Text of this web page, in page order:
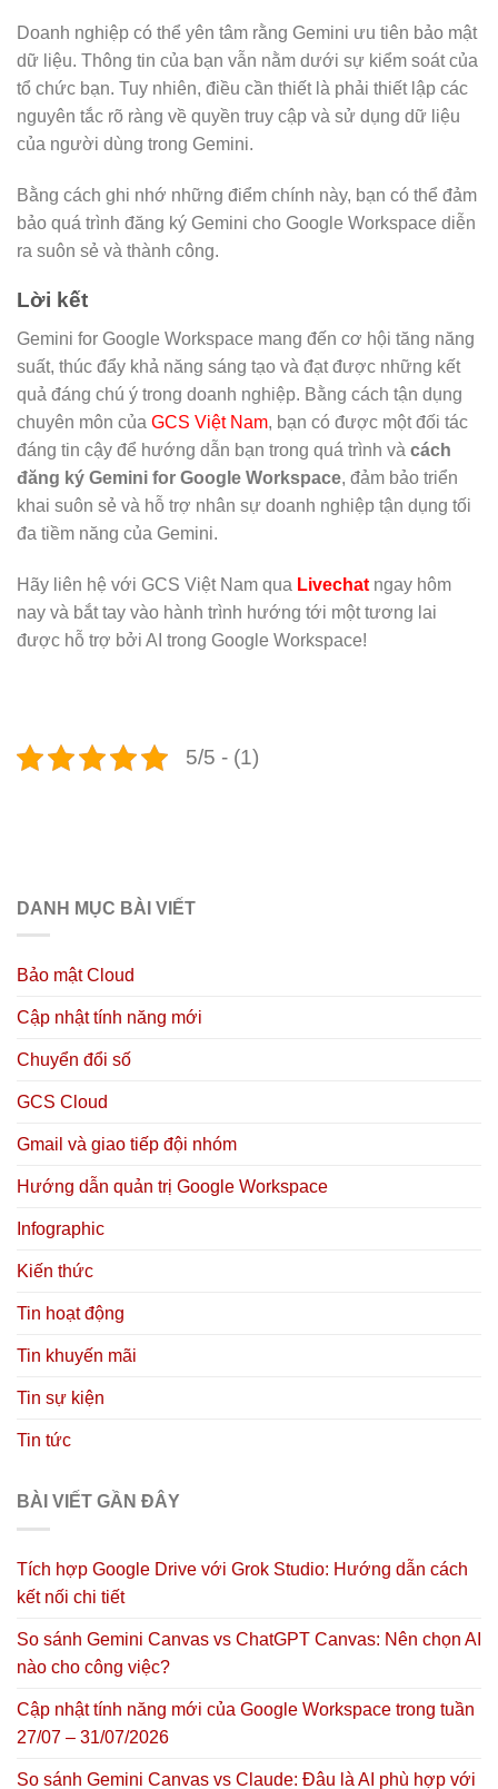
Doanh nghiệp có thể yên tâm rằng Gemini ưu tiên bảo mật
dữ liệu. Thông tin của bạn vẫn nằm dưới sự kiểm soát của
tổ chức bạn. Tuy nhiên, điều cần thiết là phải thiết lập các
nguyên tắc rõ ràng về quyền truy cập và sử dụng dữ liệu
của người dùng trong Gemini.
Bằng cách ghi nhớ những điểm chính này, bạn có thể đảm
bảo quá trình đăng ký Gemini cho Google Workspace diễn
ra suôn sẻ và thành công.
Lời kết
Gemini for Google Workspace mang đến cơ hội tăng năng
suất, thúc đẩy khả năng sáng tạo và đạt được những kết
quả đáng chú ý trong doanh nghiệp. Bằng cách tận dụng
chuyên môn của GCS Việt Nam, bạn có được một đối tác
đáng tin cậy để hướng dẫn bạn trong quá trình và cách
đăng ký Gemini for Google Workspace, đảm bảo triển
khai suôn sẻ và hỗ trợ nhân sự doanh nghiệp tận dụng tối
đa tiềm năng của Gemini.
Hãy liên hệ với GCS Việt Nam qua Livechat ngay hôm
nay và bắt tay vào hành trình hướng tới một tương lai
được hỗ trợ bởi AI trong Google Workspace!
5/5 - (1)
DANH MỤC BÀI VIẾT
Bảo mật Cloud
Cập nhật tính năng mới
Chuyển đổi số
GCS Cloud
Gmail và giao tiếp đội nhóm
Hướng dẫn quản trị Google Workspace
Infographic
Kiến thức
Tin hoạt động
Tin khuyến mãi
Tin sự kiện
Tin tức
BÀI VIẾT GẦN ĐÂY
Tích hợp Google Drive với Grok Studio: Hướng dẫn cách
kết nối chi tiết
So sánh Gemini Canvas vs ChatGPT Canvas: Nên chọn AI
nào cho công việc?
Cập nhật tính năng mới của Google Workspace trong tuần
27/07 – 31/07/2026
So sánh Gemini Canvas vs Claude: Đâu là AI phù hợp với